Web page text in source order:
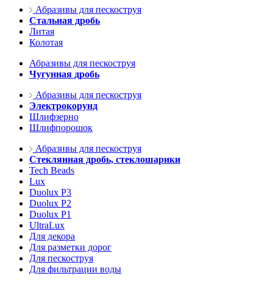
Абразивы для пескоструя
Стальная дробь
Литая
Колотая
Абразивы для пескоструя
Чугунная дробь
Абразивы для пескоструя
Электрокорунд
Шлифзерно
Шлифпорошок
Абразивы для пескоструя
Стеклянная дробь, стеклошарики
Tech Beads
Lux
Duolux P3
Duolux P2
Duolux P1
UltraLux
Для декора
Для разметки дорог
Для пескоструя
Для фильтрации воды